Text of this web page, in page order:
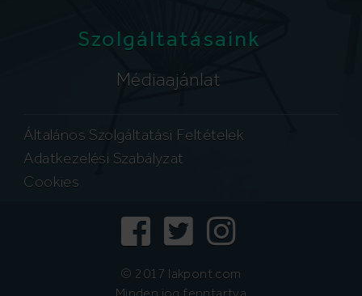
Szolgáltatásaink
Médiaajánlat
Általános Szolgáltatási Feltételek
Adatkezelési Szabályzat
Cookies
© 2017 lakpont.com